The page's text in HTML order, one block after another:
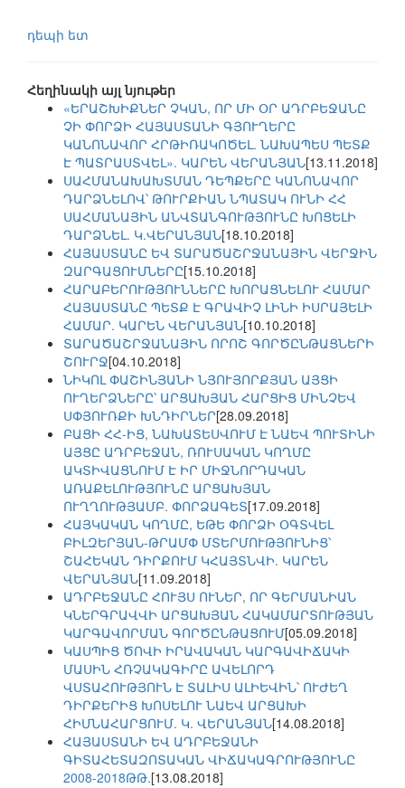
դեպի ետ
Հեղինակի այլ նյութեր
«ԵՐԱՇԽԻՔՆԵՐ ՉԿԱՆ, ՈՐ ՄԻ ՕՐ ԱԴՐԲԵՋԱՆԸ
ՉԻ ՓՈՐՁԻ ՀԱՅԱՍՏԱՆԻ ԳՅՈՒՂԵՐԸ
ԿԱՆՈՆԱՎՈՐ ՀՐԹԻՌԱԿՈԾԵԼ. ՆԱԽԱՊԵՍ ՊԵՏՔ
Է ՊԱՏՐԱՍՏՎԵԼ». ԿԱՐԵՆ ՎԵՐԱՆՅԱՆ[13.11.2018]
ՍԱՀՄԱՆԱԽԱԽՏՄԱՆ ԴԵՊՔԵՐԸ ԿԱՆՈՆԱՎՈՐ
ԴԱՐՁՆԵԼՈՎ՝ ԹՈՒՐՔԻԱՆ ՆՊԱՏԱԿ ՈՒՆԻ ՀՀ
ՍԱՀՄԱՆԱՅԻՆ ԱՆՎՏԱՆԳՈՒԹՅՈՒՆԸ ԽՈՑԵԼԻ
ԴԱՐՁՆԵԼ. Կ.ՎԵՐԱՆՅԱՆ[18.10.2018]
ՀԱՅԱՍՏԱՆԸ ԵՎ ՏԱՐԱԾԱՇՐՋԱՆԱՅԻՆ ՎԵՐՋԻՆ
ԶԱՐԳԱՑՈՒՄՆԵՐԸ[15.10.2018]
ՀԱՐԱԲԵՐՈՒԹՅՈՒՆՆԵՐԸ ԽՈՐԱՑՆԵԼՈՒ ՀԱՄԱՐ
ՀԱՅԱՍՏԱՆԸ ՊԵՏՔ Է ԳՐԱՎԻՉ ԼԻՆԻ ԻՍՐԱՅԵԼԻ
ՀԱՄԱՐ. ԿԱՐԵՆ ՎԵՐԱՆՅԱՆ[10.10.2018]
ՏԱՐԱԾԱՇՐՋԱՆԱՅԻՆ ՈՐՈՇ ԳՈՐԾԸՆԹԱՑՆԵՐԻ
ՇՈՒՐՋ[04.10.2018]
ՆԻԿՈԼ ՓԱՇԻՆՅԱՆԻ ՆՅՈՒՅՈՐՔՅԱՆ ԱՅՑԻ
ՈՒՂԵՐՁՆԵՐԸ՝ ԱՐՑԱԽՅԱՆ ՀԱՐՑԻՑ ՄԻՆՉԵՎ
ՍՓՅՈՒՌՔԻ ԽՆԴԻՐՆԵՐ[28.09.2018]
ԲԱՑԻ ՀՀ-ԻՑ, ՆԱԽԱՏԵՍՎՈՒՄ Է ՆԱԵՎ ՊՈՒՏԻՆԻ
ԱՅՑԸ ԱԴՐԲԵՋԱՆ, ՌՈՒՍԱԿԱՆ ԿՈՂՄԸ
ԱԿՏԻՎԱՑՆՈՒՄ Է ԻՐ ՄԻՋՆՈՐԴԱԿԱՆ
ԱՌԱՔԵԼՈՒԹՅՈՒՆԸ ԱՐՑԱԽՅԱՆ
ՈՒՂՂՈՒԹՅԱՄԲ. ՓՈՐՁԱԳԵՏ[17.09.2018]
ՀԱՅԿԱԿԱՆ ԿՈՂՄԸ, ԵԹԵ ՓՈՐՁԻ ՕԳՏՎԵԼ
ԲԻԼԶԵՐՅԱՆ-ԹՐԱՄՓ ՄՏԵՐՄՈՒԹՅՈՒՆԻՑ՝
ՇԱՀԵԿԱՆ ԴԻՐՔՈՒՄ ԿՀԱՅՏՆՎԻ. ԿԱՐԵՆ
ՎԵՐԱՆՅԱՆ[11.09.2018]
ԱԴՐԲԵՋԱՆԸ ՀՈՒՅՍ ՈՒՆԵՐ, ՈՐ ԳԵՐՄԱՆԻԱՆ
ԿՆԵՐԳՐԱՎՎԻ ԱՐՑԱԽՅԱՆ ՀԱԿԱՄԱՐՏՈՒԹՅԱՆ
ԿԱՐԳԱՎՈՐՄԱՆ ԳՈՐԾԸՆԹԱՑՈՒՄ[05.09.2018]
ԿԱՍՊԻՑ ԾՈՎԻ ԻՐԱՎԱԿԱՆ ԿԱՐԳԱՎԻՃԱԿԻ
ՄԱՍԻՆ ՀՌՉԱԿԱԳԻՐԸ ԱՎԵԼՈՐԴ
ՎՍՏԱՀՈՒԹՅՈՒՆ Է ՏԱԼԻՍ ԱԼԻԵՎԻՆ՝ ՈՒԺԵՂ
ԴԻՐՔԵՐԻՑ ԽՈՍԵԼՈՒ ՆԱԵՎ ԱՐՑԱԽԻ
ՀԻՄՆԱՀԱՐՑՈՒՄ. Կ. ՎԵՐԱՆՅԱՆ[14.08.2018]
ՀԱՅԱՍՏԱՆԻ ԵՎ ԱԴՐԲԵՋԱՆԻ
ԳԻՏԱՀԵՏԱԶՈՏԱԿԱՆ ՎԻՃԱԿԱԳՐՈՒԹՅՈՒՆԸ
2008-2018ԹԹ.[13.08.2018]